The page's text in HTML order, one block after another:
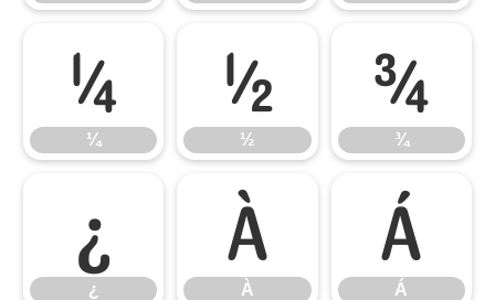
¼
¼ ½
½ ¾
¾
¿
¿ À
À Á
Á